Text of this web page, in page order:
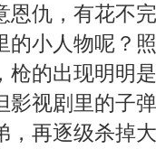
恩仇，有花不
的小人物呢？
枪的出现明明
影视剧里的子
，再逐级杀掉